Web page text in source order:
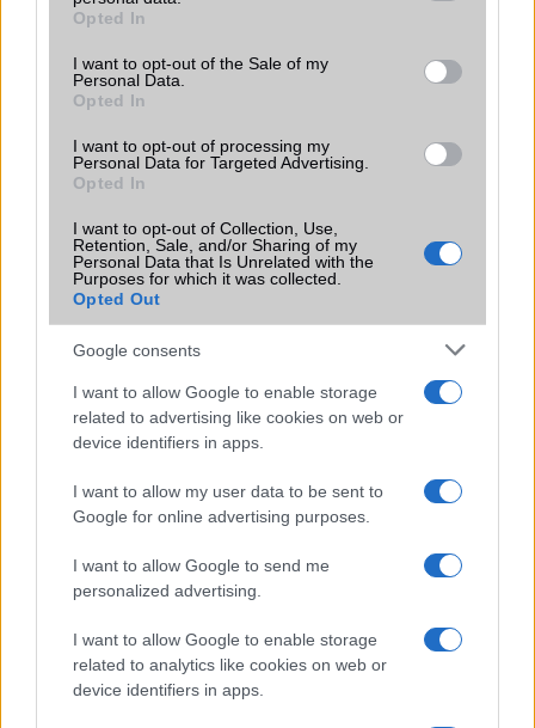
grant or deny consent to Google and its third-party tags to
use your data for below specified purposes in below Google
consent section.
Opted In
I want to opt-out of the Sale of my
Personal Data.
Opted In
I want to opt-out of processing my
Personal Data for Targeted Advertising.
Opted In
I want to opt-out of Collection, Use,
Retention, Sale, and/or Sharing of my
Personal Data that Is Unrelated with the
Purposes for which it was collected.
Opted Out
Google consents
I want to allow Google to enable storage
related to advertising like cookies on web or
device identifiers in apps.
I want to allow my user data to be sent to
Google for online advertising purposes.
I want to allow Google to send me
personalized advertising.
I want to allow Google to enable storage
related to analytics like cookies on web or
device identifiers in apps.
Motorola
Samsung
Xiaomi
ZTE
Mennyibe kerül
Keressen a telefonboltok ajánlatai között!
TELEFONOK GYORSLISTA